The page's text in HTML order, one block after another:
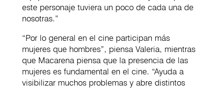
este personaje tuviera un poco de cada una de
nosotras.”
“Por lo general en el cine participan más
mujeres que hombres”, piensa Valeria, mientras
que Macarena piensa que la presencia de las
mujeres es fundamental en el cine. “Ayuda a
visibilizar muchos problemas y abre distintos